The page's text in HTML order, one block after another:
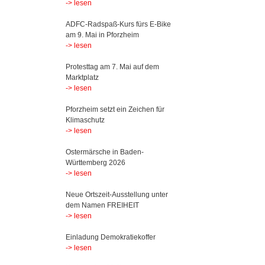
-> lesen
ADFC-Radspaß-Kurs fürs E-Bike
am 9. Mai in Pforzheim
-> lesen
Protesttag am 7. Mai auf dem
Marktplatz
-> lesen
Pforzheim setzt ein Zeichen für
Klimaschutz
-> lesen
Ostermärsche in Baden-
Württemberg 2026
-> lesen
Neue Ortszeit-Ausstellung unter
dem Namen FREIHEIT
-> lesen
Einladung Demokratiekoffer
-> lesen